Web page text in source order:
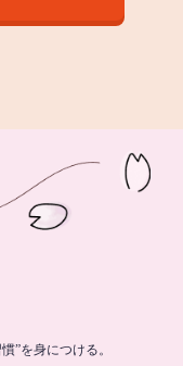
”を身につける。